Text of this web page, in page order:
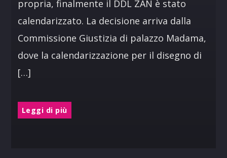
propria, finalmente il DDL ZAN è stato
calendarizzato. La decisione arriva dalla
Commissione Giustizia di palazzo Madama,
dove la calendarizzazione per il disegno di
[…]
Leggi di più